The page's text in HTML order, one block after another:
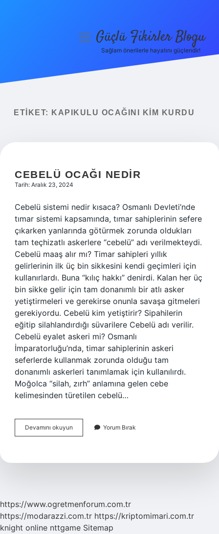
Yasal Uyarı
menüyüGüçlü Fikirler Blogu
Sağlam önerilerle hayatını güçlendir!
ETIKET: KAPIKULU OCAĞINI KIM KURDU
CEBELÜ OCAĞI NEDIR
Tarih: Aralık 23, 2024
Cebelü sistemi nedir kısaca? Osmanlı Devleti’nde
tımar sistemi kapsamında, tımar sahiplerinin sefere
çıkarken yanlarında götürmek zorunda oldukları
tam teçhizatlı askerlere “cebelü” adı verilmekteydi.
Cebelü maaş alır mı? Timar sahipleri yıllık
gelirlerinin ilk üç bin sikkesini kendi geçimleri için
kullanırlardı. Buna “kılıç hakkı” denirdi. Kalan her üç
bin sikke gelir için tam donanımlı bir atlı asker
yetiştirmeleri ve gerekirse onunla savaşa gitmeleri
gerekiyordu. Cebelü kim yetiştirir? Sipahilerin
eğitip silahlandırdığı süvarilere Cebelü adı verilir.
Cebelü eyalet askeri mi? Osmanlı
İmparatorluğu’nda, timar sahiplerinin askeri
seferlerde kullanmak zorunda olduğu tam
donanımlı askerleri tanımlamak için kullanılırdı.
Moğolca “silah, zırh” anlamına gelen cebe
kelimesinden türetilen cebelü…
Devamını okuyun
Ocağı
Yorum Bırak
https://www.ogretmenforum.com.tr
https://modarazzi.com.tr https://kriptomimari.com.tr
knight online nttgame Sitemap